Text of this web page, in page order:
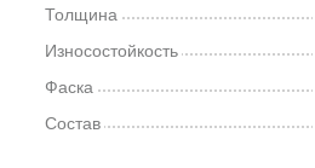
Толщина
Износостойкость
Фаска
Состав